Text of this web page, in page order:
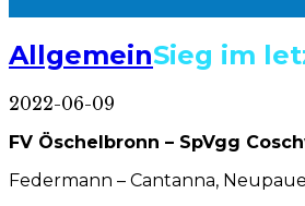
AllgemeinSieg im
2022-06-09
FV Öschelbronn – SpVgg
Federmann – Cantanna,